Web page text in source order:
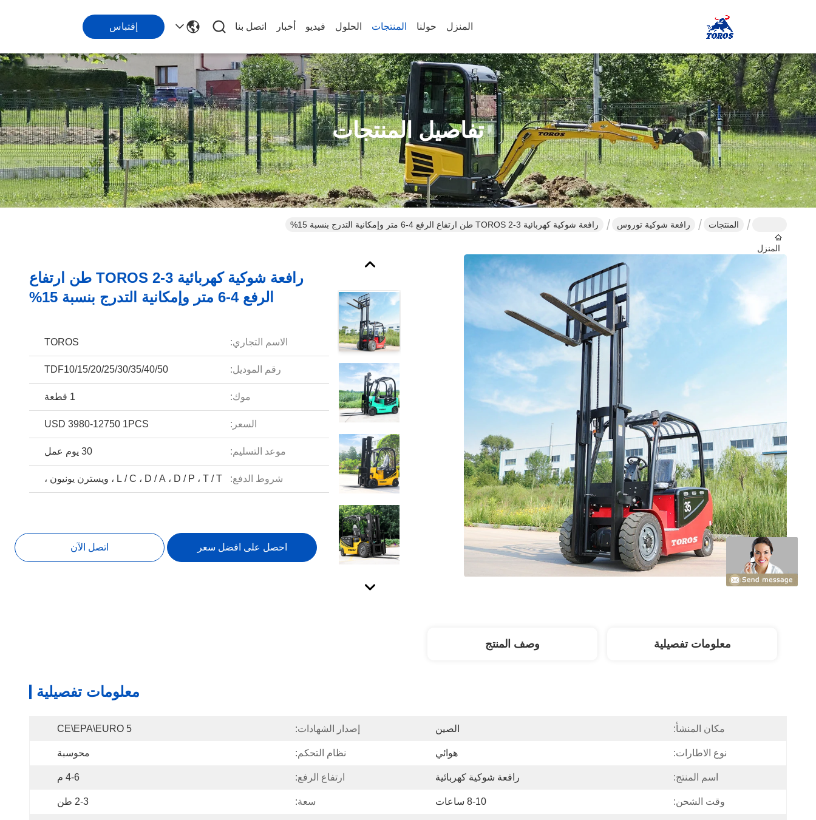
المنزل حولنا المنتجات الحلول فيديو أخبار اتصل بنا إقتباس
تفاصيل المنتجات
المنزل
المنتجات رافعة شوكية توروس رافعة شوكية كهربائية TOROS 2-3 طن ارتفاع الرفع 4-6 متر وإمكانية التدرج بنسبة 15%
رافعة شوكية كهربائية TOROS 2-3 طن ارتفاع
الرفع 4-6 متر وإمكانية التدرج بنسبة 15%
الاسم التجاري: TOROS
رقم الموديل: TDF10/15/20/25/30/35/40/50
موك: 1 قطعة
السعر: USD 3980-12750 1PCS
موعد التسليم: 30 يوم عمل
شروط الدفع: L / C ، D / A ، D / P ، T / T ، ويسترن يونيون ،
احصل على افضل سعر اتصل الآن
معلومات تفصيلية وصف المنتج
معلومات تفصيلية
مكان المنشأ: الصين إصدار الشهادات: CE\EPA\EURO 5
نوع الاطارات: هوائي نظام التحكم: محوسبة
اسم المنتج: رافعة شوكية كهربائية ارتفاع الرفع: 4-6 م
وقت الشحن: 8-10 ساعات سعة: 2-3 طن